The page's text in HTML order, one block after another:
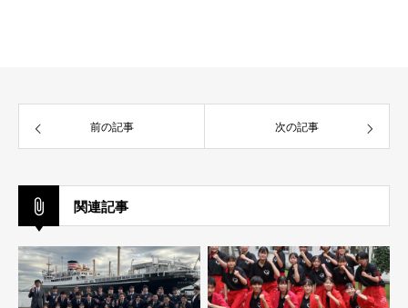
前の記事 次の記事
関連記事